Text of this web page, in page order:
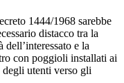
1444/1968 sarebbe
distacco tra la
e la
con poggioli installati ai
utenti verso gli